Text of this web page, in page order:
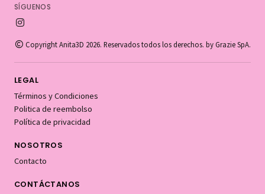
SÍGUENOS
Copyright Anita3D 2026. Reservados todos los derechos. by Grazie SpA.
LEGAL
Términos y Condiciones
Politica de reembolso
Política de privacidad
NOSOTROS
Contacto
CONTÁCTANOS